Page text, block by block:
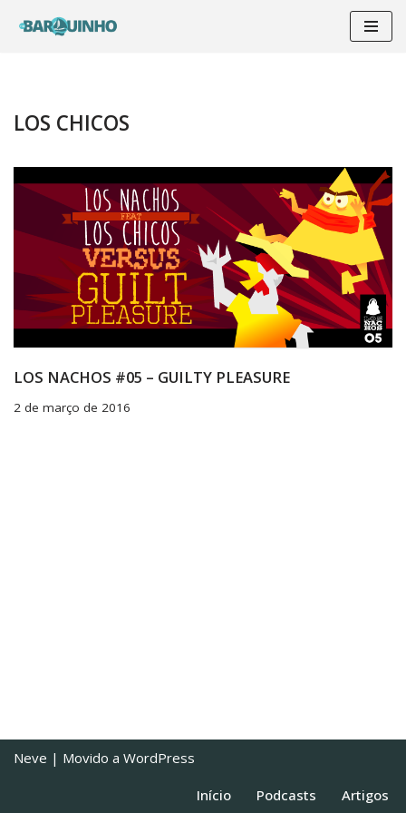
conteúdo
LOS CHICOS
LOS NACHOS #05 – GUILTY PLEASURE
2 de março de 2016
Neve | Movido a WordPress
Início Podcasts Artigos